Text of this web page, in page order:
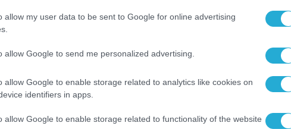
allow my user data to be sent to Google for online advertising
allow Google to send me personalized advertising.
allow Google to enable storage related to analytics like cookies on
identifiers in apps.
allow Google to enable storage related to functionality of the website
Νοημοσύνης (AI Regulatory Sandbox),
τη δυνατότητα να αναπτύσσουν και να
συνθήκες και με την υποστήριξη της
καταγγελιών, καθώς και σύστημα
διασφάλιση της συμμόρφωσης.